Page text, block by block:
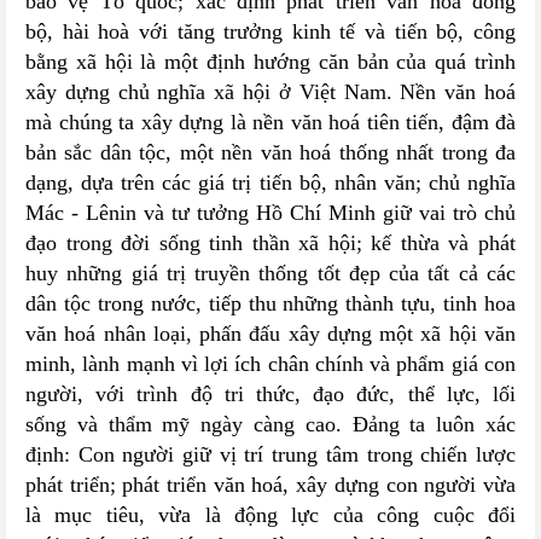
bộ, hài hoà với tăng trưởng kinh tế và tiến bộ, công
bằng xã hội là một định hướng căn bản của quá trình
xây dựng chủ nghĩa xã hội ở Việt Nam. Nền văn hoá
mà chúng ta xây dựng là nền văn hoá tiên tiến, đậm đà
bản sắc dân tộc, một nền văn hoá thống nhất trong đa
dạng, dựa trên các giá trị tiến bộ, nhân văn; chủ nghĩa
Mác - Lênin và tư tưởng Hồ Chí Minh giữ vai trò chủ
đạo trong đời sống tinh thần xã hội; kế thừa và phát
huy những giá trị truyền thống tốt đẹp của tất cả các
dân tộc trong nước, tiếp thu những thành tựu, tinh hoa
văn hoá nhân loại, phấn đấu xây dựng một xã hội văn
minh, lành mạnh vì lợi ích chân chính và phẩm giá con
người, với trình độ tri thức, đạo đức, thể lực, lối
sống và thẩm mỹ ngày càng cao. Đảng ta luôn xác
định: Con người giữ vị trí trung tâm trong chiến lược
phát triển; phát triển văn hoá, xây dựng con người vừa
là mục tiêu, vừa là động lực của công cuộc đổi